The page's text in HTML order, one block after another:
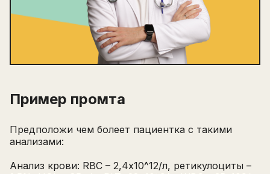
Пример промта
Предположи чем болеет пациентка с такими
анализами:
Анализ крови: RBC – 2,4х10^12/л, ретикулоциты –